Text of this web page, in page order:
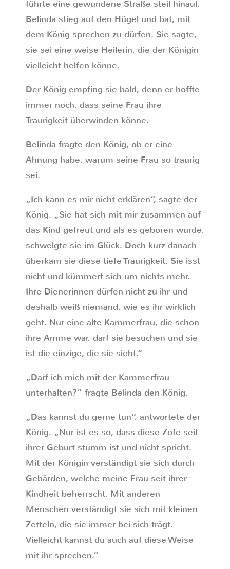
führte eine gewundene Straße steil hinauf.
Belinda stieg auf den Hügel und bat, mit
dem König sprechen zu dürfen. Sie sagte,
sie sei eine weise Heilerin, die der Königin
vielleicht helfen könne.
Der König empfing sie bald, denn er hoffte
immer noch, dass seine Frau ihre
Traurigkeit überwinden könne.
Belinda fragte den König, ob er eine
Ahnung habe, warum seine Frau so traurig
sei.
„Ich kann es mir nicht erklären“, sagte der
König. „Sie hat sich mit mir zusammen auf
das Kind gefreut und als es geboren wurde,
schwelgte sie im Glück. Doch kurz danach
überkam sie diese tiefe Traurigkeit. Sie isst
nicht und kümmert sich um nichts mehr.
Ihre Dienerinnen dürfen nicht zu ihr und
deshalb weiß niemand, wie es ihr wirklich
geht. Nur eine alte Kammerfrau, die schon
ihre Amme war, darf sie besuchen und sie
ist die einzige, die sie sieht.“
„Darf ich mich mit der Kammerfrau
unterhalten?“ fragte Belinda den König.
„Das kannst du gerne tun“, antwortete der
König. „Nur ist es so, dass diese Zofe seit
ihrer Geburt stumm ist und nicht spricht.
Mit der Königin verständigt sie sich durch
Gebärden, welche meine Frau seit ihrer
Kindheit beherrscht. Mit anderen
Menschen verständigt sie sich mit kleinen
Zetteln, die sie immer bei sich trägt.
Vielleicht kannst du auch auf diese Weise
mit ihr sprechen.“